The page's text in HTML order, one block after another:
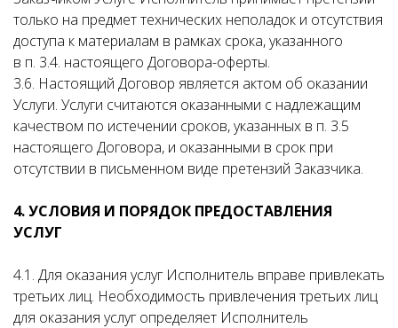
только на предмет технических неполадок и отсутствия
доступа к материалам в рамках срока, указанного
в п. 3.4. настоящего Договора-оферты.
3.6. Настоящий Договор является актом об оказании
Услуги. Услуги считаются оказанными с надлежащим
качеством по истечении сроков, указанных в п. 3.5
настоящего Договора, и оказанными в срок при
отсутствии в письменном виде претензий Заказчика.
4. УСЛОВИЯ И ПОРЯДОК ПРЕДОСТАВЛЕНИЯ
УСЛУГ
4.1. Для оказания услуг Исполнитель вправе привлекать
третьих лиц. Необходимость привлечения третьих лиц
для оказания услуг определяет Исполнитель